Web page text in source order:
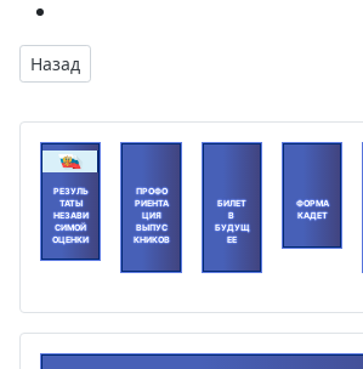
Предыдущий: Финансовая грамотность
Назад
РЕЗУЛЬ
ТАТЫ
НЕЗАВИ
СИМОЙ
ОЦЕНКИ
ПРОФО
РИЕНТА
ЦИЯ
ВЫПУС
КНИКОВ
БИЛЕТ
В
БУДУЩ
ЕЕ
ФОРМА
КАДЕТ